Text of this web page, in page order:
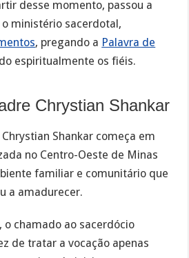
desse momento, passou a
ministério sacerdotal,
, pregando a Palavra de
espiritualmente os fiéis.
Chrystian Shankar
Shankar começa em
no Centro-Oeste de Minas
familiar e comunitário que
a amadurecer.
o chamado ao sacerdócio
de tratar a vocação apenas